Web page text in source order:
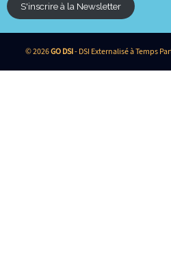
S'inscrire à la Newsletter
© 2026GO DSI- DSI Externalisé à Temps